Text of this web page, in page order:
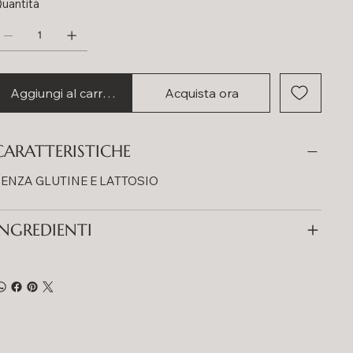
Aggiungi al carrello Acquista ora
GLUTINE E LATTOSIO